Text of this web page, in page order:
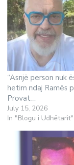
“Asnjë person nuk
hetim ndaj Ramës
Provat…
July 15, 2026
In "Blogu i Udhëtarit"